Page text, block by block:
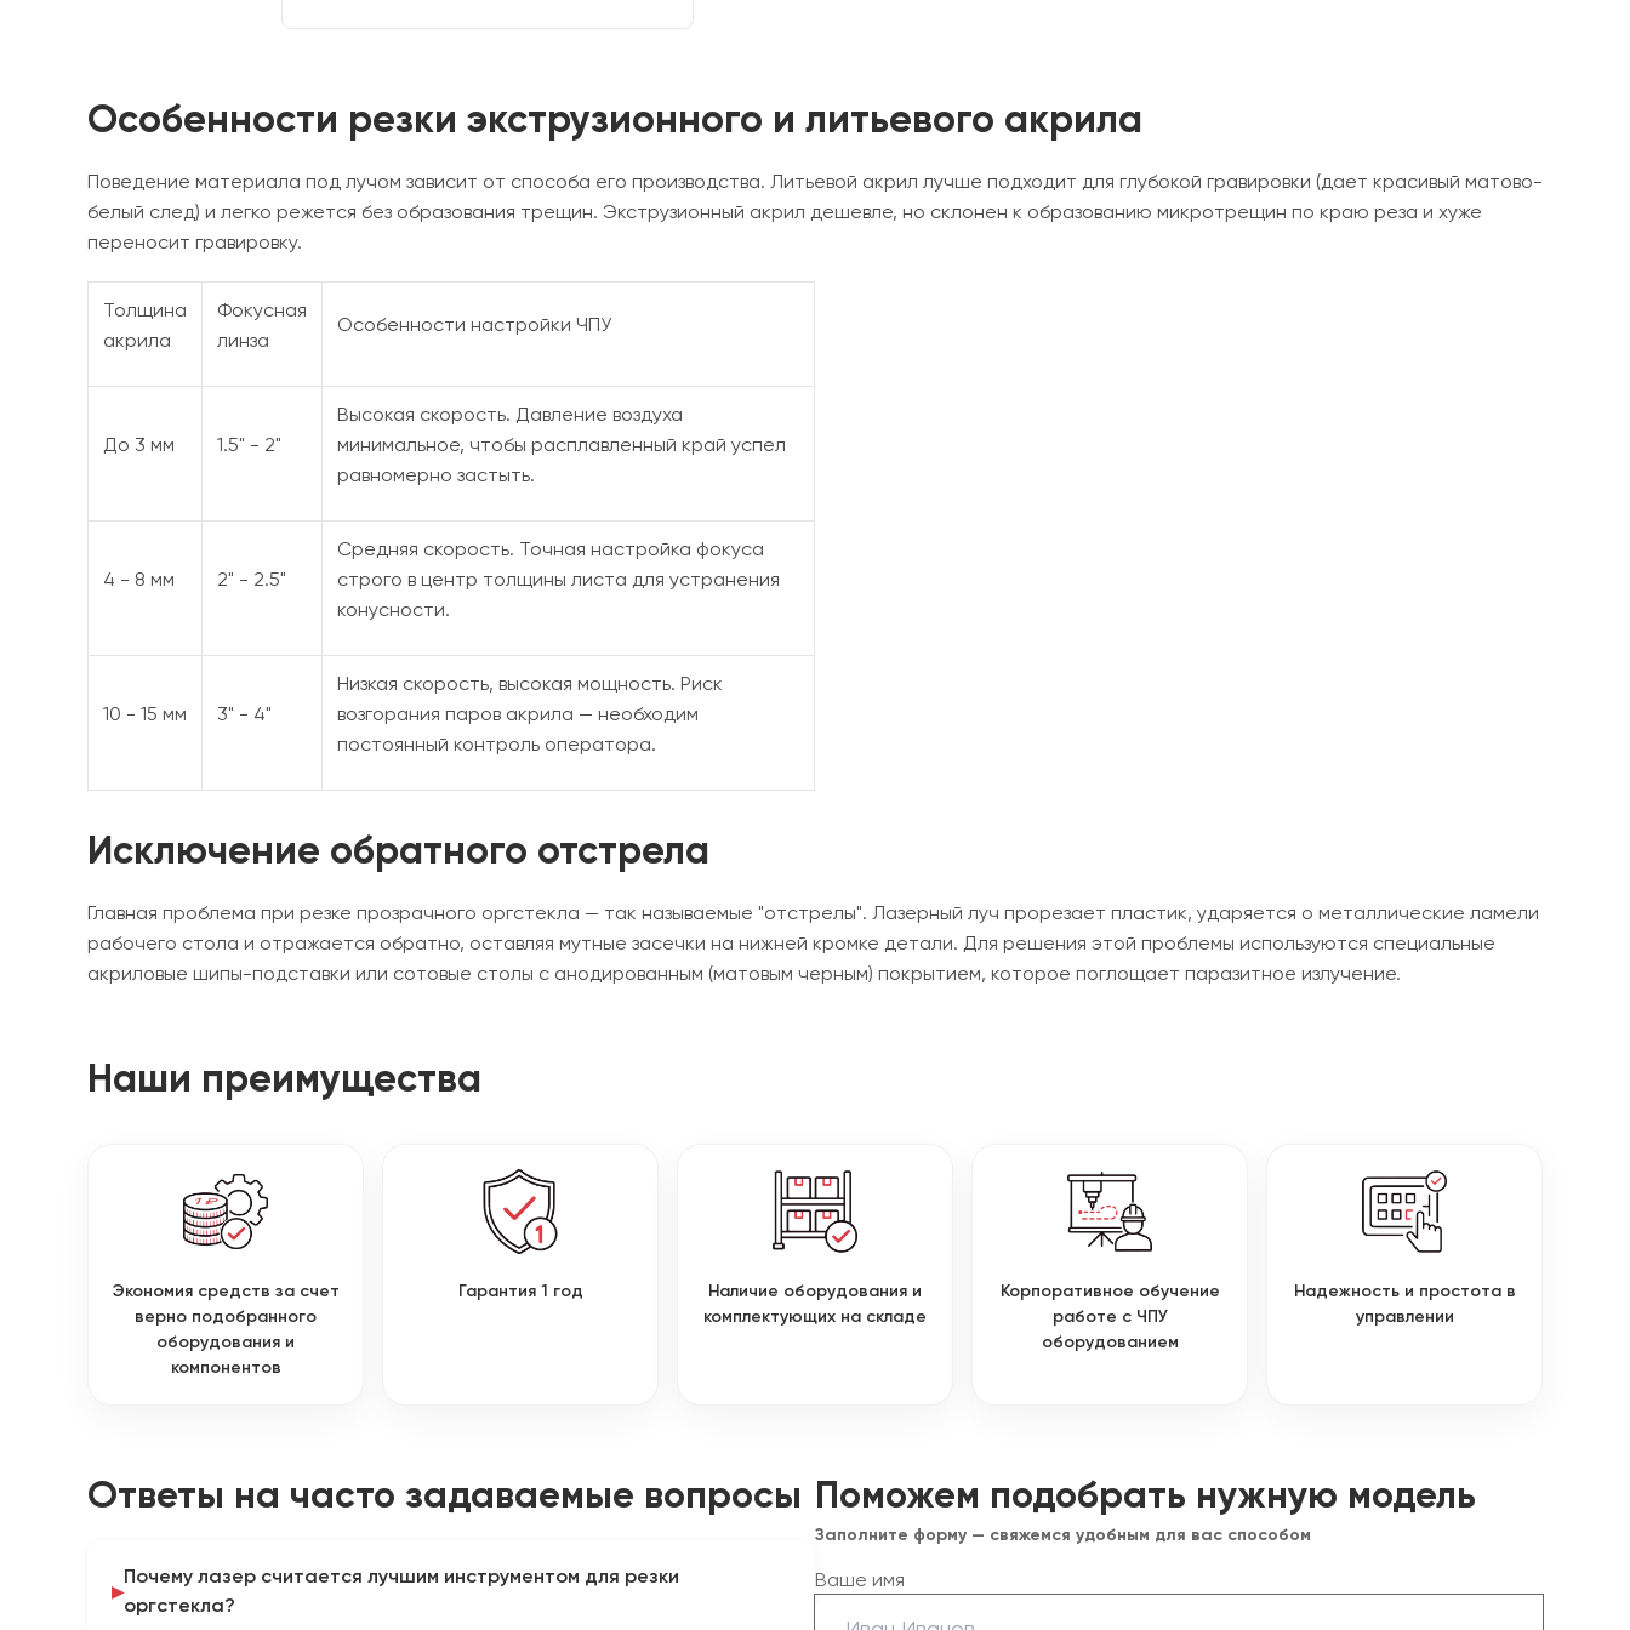
Особенности резки экструзионного и литьевого акрила
Поведение материала под лучом зависит от способа его производства. Литьевой акрил лучше подходит для глубокой гравировки (дает красивый матово-
белый след) и легко режется без образования трещин. Экструзионный акрил дешевле, но склонен к образованию микротрещин по краю реза и хуже
переносит гравировку.
Толщина
акрила
Фокусная
линза
Особенности настройки ЧПУ
До 3 мм 1.5" - 2"
Высокая скорость. Давление воздуха
минимальное, чтобы расплавленный край успел
равномерно застыть.
4 - 8 мм 2" - 2.5"
Средняя скорость. Точная настройка фокуса
строго в центр толщины листа для устранения
конусности.
10 - 15 мм 3" - 4"
Низкая скорость, высокая мощность. Риск
возгорания паров акрила — необходим
постоянный контроль оператора.
Исключение обратного отстрела
Главная проблема при резке прозрачного оргстекла — так называемые "отстрелы". Лазерный луч прорезает пластик, ударяется о металлические ламели
рабочего стола и отражается обратно, оставляя мутные засечки на нижней кромке детали. Для решения этой проблемы используются специальные
акриловые шипы-подставки или сотовые столы с анодированным (матовым черным) покрытием, которое поглощает паразитное излучение.
Наши преимущества
Экономия средств за счет
верно подобранного
оборудования и
компонентов
Гарантия 1 год
Наличие оборудования и
комплектующих на складе
Корпоративное обучение
работе с ЧПУ
оборудованием
Надежность и простота в
управлении
Ответы на часто задаваемые вопросы
Почему лазер считается лучшим инструментом для резки
оргстекла?
Поможем подобрать нужную модель
Заполните форму — свяжемся удобным для вас способом
Ваше имя